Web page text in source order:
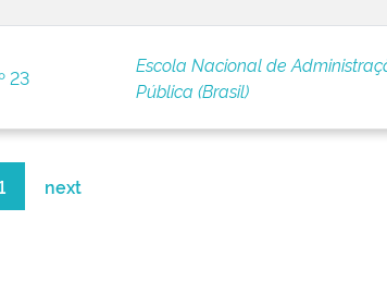
23
Escola Nacional de
Pública (Brasil)
next